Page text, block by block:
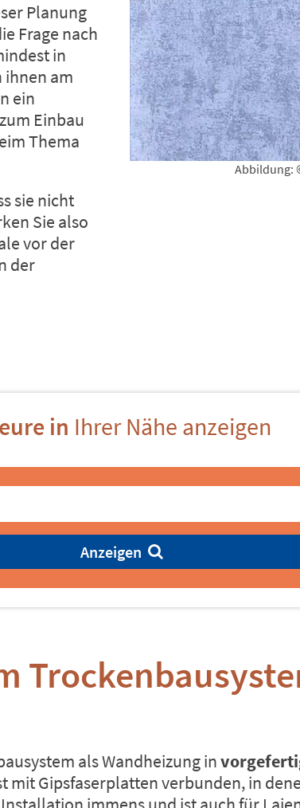
Planung
Frage nach
in
ihnen am
ein
Einbau
Thema
sie nicht
Sie also
vor der
der
Abbildung:
in Ihrer Nähe anzeigen
Anzeigen
als Wandheizung in
mit Gipsfaserplatten verbunden, in